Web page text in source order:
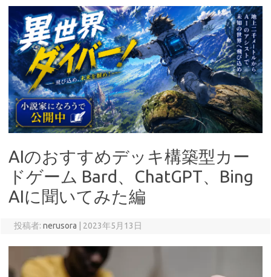
AIのおすすめデッキ構築型カー
ドゲーム Bard、ChatGPT、Bing
AIに聞いてみた編
投稿者: nerusora 2023年5月13日